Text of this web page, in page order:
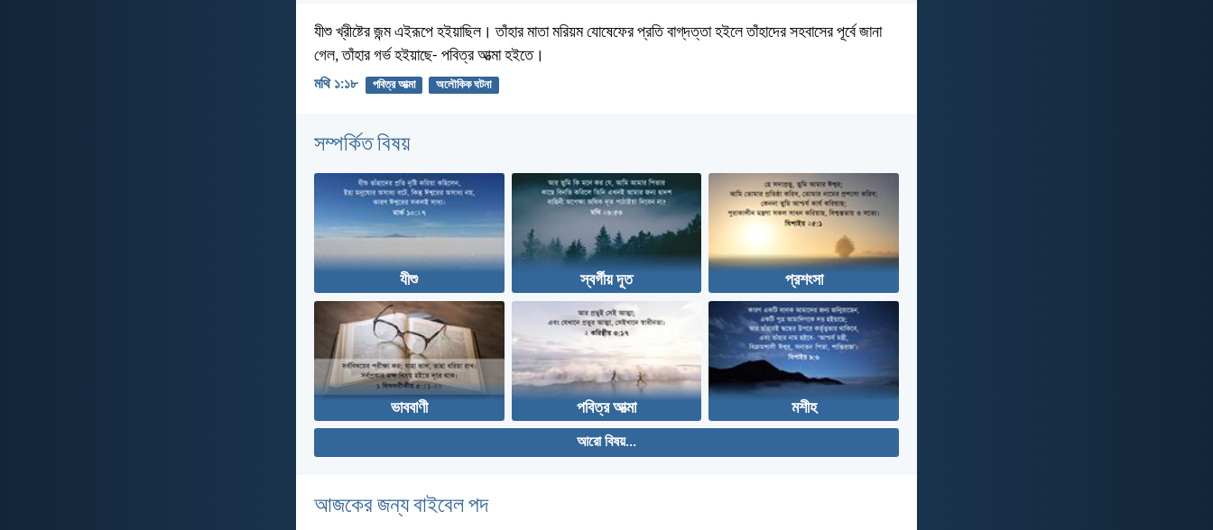
যীশু খ্রীষ্টের জন্ম এইরূপে হইয়াছিল। তাঁহার মাতা মরিয়ম যোষেফের প্রতি বাগ্‌দত্তা হইলে তাঁহাদের সহবাসের পূর্বে জানা
গেল, তাঁহার গর্ভ হইয়াছে- পবিত্র আত্মা হইতে।
মথি ১:১৮ পবিত্র আত্মা অলৌকিক ঘটনা
সম্পর্কিত বিষয়
যীশু স্বর্গীয় দূত প্রশংসা
ভাববাণী পবিত্র আত্মা মশীহ
আরো বিষয়...
আজকের জন্য বাইবেল পদ